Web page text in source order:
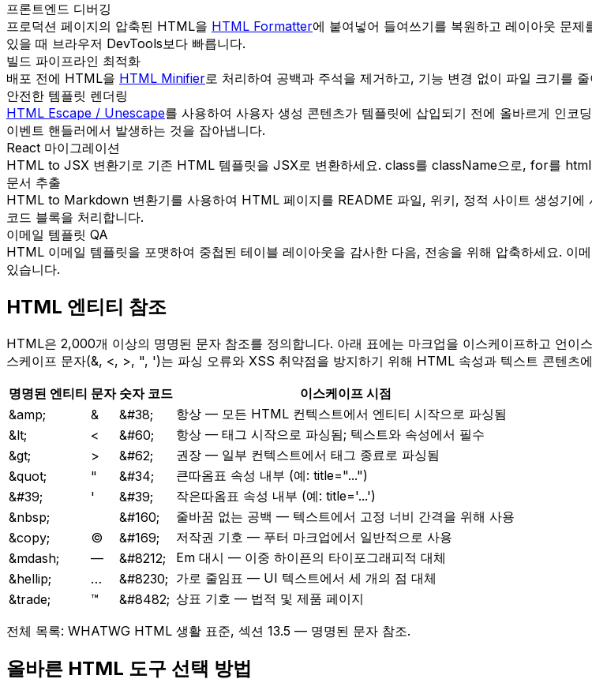
프론트엔드 디버깅
프로덕션 페이지의 압축된 HTML을 HTML Formatter에 붙여넣어 들여쓰기를 복원하고 레이아웃 문
있을 때 브라우저 DevTools보다 빠릅니다.
빌드 파이프라인 최적화
배포 전에 HTML을 HTML Minifier로 처리하여 공백과 주석을 제거하고, 기능 변경 없이 파일 크기를 줄
안전한 템플릿 렌더링
HTML Escape / Unescape를 사용하여 사용자 생성 콘텐츠가 템플릿에 삽입되기 전에 올바르게 인코
이벤트 핸들러에서 발생하는 것을 잡아냅니다.
React 마이그레이션
HTML to JSX 변환기로 기존 HTML 템플릿을 JSX로 변환하세요. class를 className으로, for를
문서 추출
HTML to Markdown 변환기를 사용하여 HTML 페이지를 README 파일, 위키, 정적 사이트 생성기
코드 블록을 처리합니다.
이메일 템플릿 QA
HTML 이메일 템플릿을 포맷하여 중첩된 테이블 레이아웃을 감사한 다음, 전송을 위해 압축하세요. 이
있습니다.
HTML 엔티티 참조
HTML은 2,000개 이상의 명명된 문자 참조를 정의합니다. 아래 표에는 마크업을 이스케이프하고 언이
스케이프 문자(&, <, >, ", ')는 파싱 오류와 XSS 취약점을 방지하기 위해 HTML 속성과 텍스트 콘텐츠
명명된 엔티티 문자 숫자 코드
이스케이프 시점
&amp;
& &#38;
항상 — 모든 HTML 컨텍스트에서 엔티티 시작으로 파싱됨
&lt;
< &#60;
항상 — 태그 시작으로 파싱됨; 텍스트와 속성에서 필수
&gt;
> &#62;
권장 — 일부 컨텍스트에서 태그 종료로 파싱됨
&quot;
" &#34;
큰따옴표 속성 내부 (예: title="...")
&#39;
' &#39;
작은따옴표 속성 내부 (예: title='...')
&nbsp;
&#160;
줄바꿈 없는 공백 — 텍스트에서 고정 너비 간격을 위해 사용
&copy;
© &#169;
저작권 기호 — 푸터 마크업에서 일반적으로 사용
&mdash;
— &#8212;
Em 대시 — 이중 하이픈의 타이포그래피적 대체
&hellip;
… &#8230; 가로 줄임표 — UI 텍스트에서 세 개의 점 대체
&trade;
™ &#8482; 상표 기호 — 법적 및 제품 페이지
전체 목록: WHATWG HTML 생활 표준, 섹션 13.5 — 명명된 문자 참조.
올바른 HTML 도구 선택 방법